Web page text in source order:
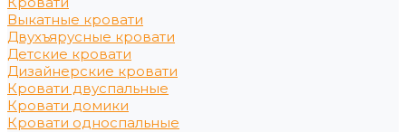
Выкатные кровати
Двухъярусные кровати
Детские кровати
Дизайнерские кровати
Кровати двуспальные
Кровати домики
Кровати односпальные